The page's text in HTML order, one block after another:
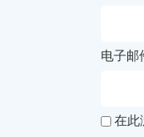
电子邮
在此